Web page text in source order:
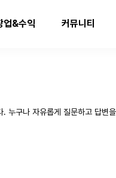
업&수익 커뮤니티
누구나 자유롭게 질문하고 답변